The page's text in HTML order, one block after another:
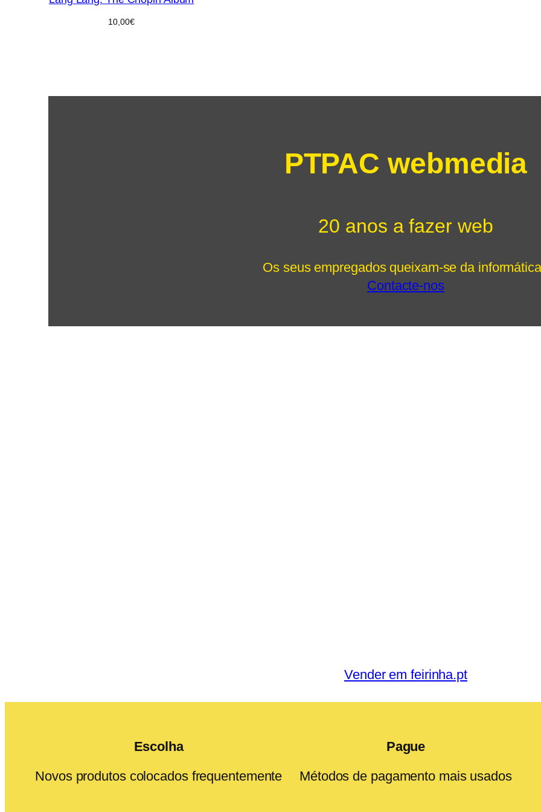
10,00€
PTPAC webmedia
20 anos a fazer web
Os seus empregados queixam-se da
Contacte-nos
Vender em feirinha.pt
Escolha
Novos produtos colocados frequentemente
Pague
Métodos de pagamento mais usados